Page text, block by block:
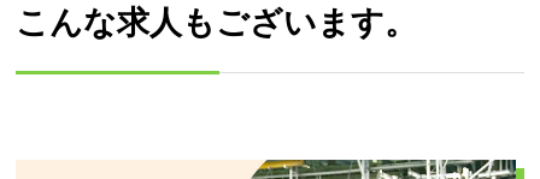
こんな求人もございます。